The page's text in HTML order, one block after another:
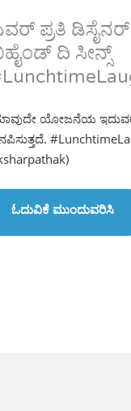
ಪ್ರತಿ
ದಿ ಸೀನ್ಸ್
ಯೋಜನೆಯ
ಓದುವಿಕೆ ಮುಂದುವರಿಸಿ